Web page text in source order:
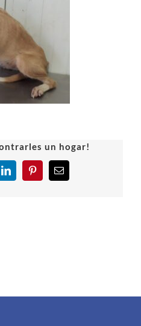
un hogar!
LinkedInPinterestCorreo